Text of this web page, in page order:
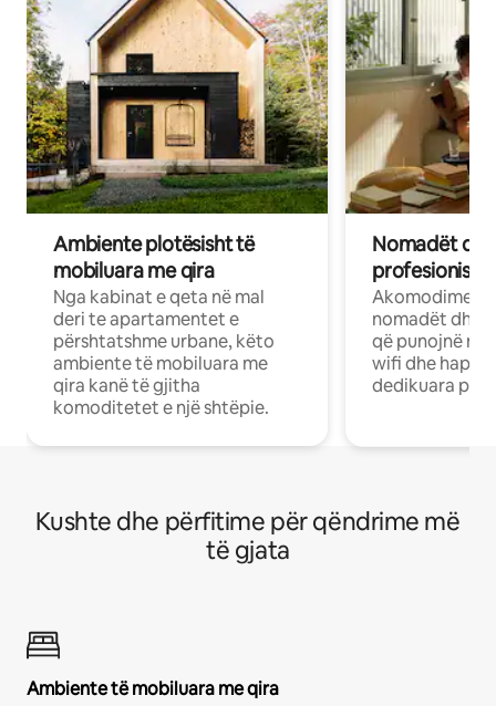
Ambiente plotësisht të
mobiluara me qira
Nga kabinat e qeta në mal
deri te apartamentet e
përshtatshme urbane, këto
ambiente të mobiluara me
qira kanë të gjitha
komoditetet e një shtëpie.
Nomadët
Akomodime
nomadët dhe
që punojnë në
wifi dhe
dedikuara
Kushte dhe përfitime për qëndrime më
të gjata
Ambiente të mobiluara me qira